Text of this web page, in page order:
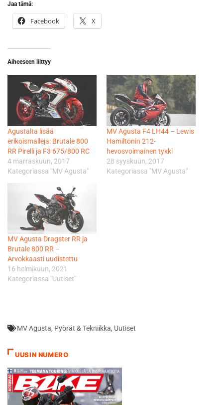
Jaa tämä:
Facebook X
Aiheeseen liittyy
Agustalta lisää
erikoismalleja: Brutale 800
RR Pirelli ja F3 675/800 RC
4 marraskuun, 2017
Kategoriassa "MV Agusta"
MV Agusta F4 LH44 – Lewis
Hamiltonin 212-
hevosvoimainen tykki
28 syyskuun, 2017
Kategoriassa "MV Agusta"
MV Agusta Dragster RR ja
Brutale 800 RR –
Arvokkaasti uudistettu
16 helmikuun, 2021
Kategoriassa "Uutiset"
MV Agusta, Pyörät & Tekniikka, Uutiset
UUSIN NUMERO